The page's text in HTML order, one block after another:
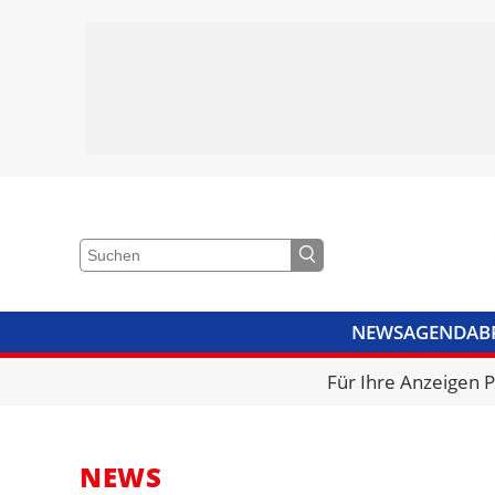
NEWSAGENDA
VIDEOSBIBLIOTHEK
Für Ihre Anzeigen
NEWS